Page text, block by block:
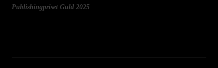
Publishingpriset Guld 2025